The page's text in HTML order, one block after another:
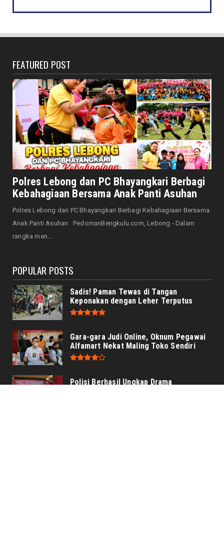
DAERAH
Bagikan 5.000 Bendera ...
Saat Amal Masjid Keliru, Nasib Negeri
Mengharu-biru
August 07, 2026
HONDA
Honda CUV e: Motor Listrik Canggih, Penuh
Keunggulan dan Sia...
August 07, 2026
NASIONAL
Senator Leni John Latief: Saatnya
Mengutamakan Rehabilitasi
August 06, 2026
NASIONAL
Prabowo Apresiasi Teknologi Genteng Ramah
FEATURED POST
Polres Lebong dan PC Bhayangkari Berbagi
Kebahagiaan Bersama Anak Panti Asuhan
Polres Lebong dan PC Bhayangkari Berbagi Kebahagiaan Bersama
Anak Panti Asuhan PedomanBengkulu.com, Lebong - Dalam
rangka men...
POPULAR POSTS
Sadis! Paman Tewas di Tangan
Keponakan dengan Leher Terputus
Gara-gara Judi Online, Oknum Pegawai
Alfamart Nekat Maling Toko Sendiri
Polisi Berhasil Ungkap Drama